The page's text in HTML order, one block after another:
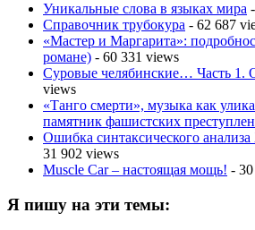
Уникальные слова в языках мира
Справочник трубокура - 62 687
«Мастер и Маргарита»:
романе) - 60 331 views
Суровые челябинские… Часть 1.
views
«Танго смерти», музыка как
памятник фашистских
Ошибка синтаксического
31 902 views
Muscle Car – настоящая мощь! -
Я пишу на эти темы: